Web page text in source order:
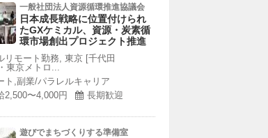
一般社団法人資源循環推進協議会
日本成長戦略に位置付けられ
たGXケミカル、資源・炭素循
環市場創出プロジェクト推進
リモート勤務, 東京 [千代田
東京メトロ...
ト,副業/パラレルキャリア
2,500〜4,000円
長期歓迎
遊びでまちづくりする準備室